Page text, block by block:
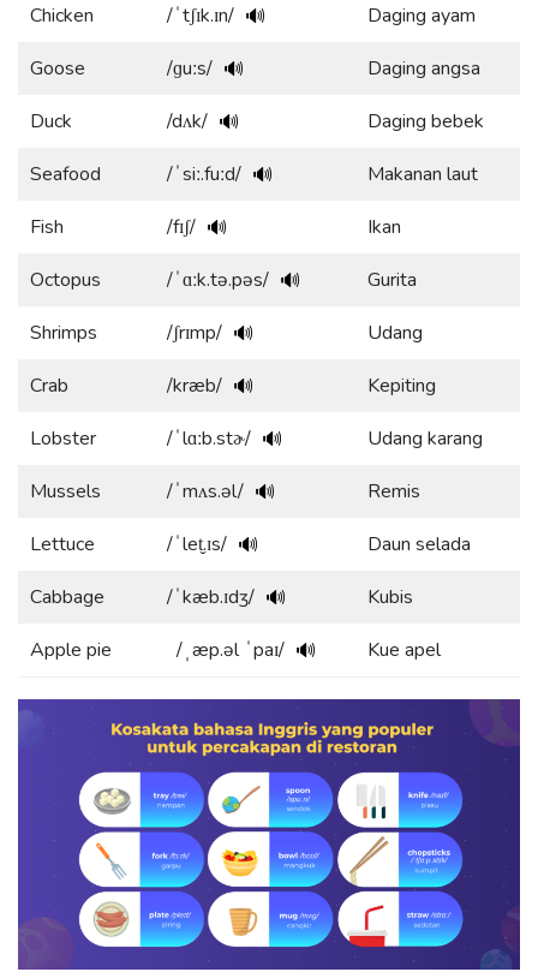
Chicken
/ˈtʃɪk.ɪn/ 🔊
Daging ayam
Goose
/ɡuːs/ 🔊
Daging angsa
Duck
/dʌk/ 🔊
Daging bebek
Seafood
/ˈsiː.fuːd/ 🔊
Makanan laut
Fish
/fɪʃ/ 🔊
Ikan
Octopus
/ˈɑːk.tə.pəs/ 🔊
Gurita
Shrimps
/ʃrɪmp/ 🔊
Udang
Crab
/kræb/ 🔊
Kepiting
Lobster
/ˈlɑːb.stɚ/ 🔊
Udang karang
Mussels
/ˈmʌs.əl/ 🔊
Remis
Lettuce
/ˈlet̬.ɪs/ 🔊
Daun selada
Cabbage
/ˈkæb.ɪdʒ/ 🔊
Kubis
Apple pie
/ˌæp.əl ˈpaɪ/ 🔊 Kue apel